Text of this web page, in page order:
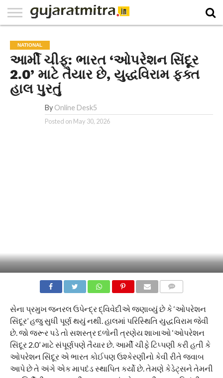
PAPER
NATIONAL
WORLD
BUSINESS
SPORTS
GUJARAT
OPINION
MORE
NATIONAL
આર્મી ચીફ: ભારત ‘ઓપરેશન સિંદૂર
2.0’ માટે તૈયાર છે, યુદ્ધવિરામ ફક્ત
હાલ પુરતું
By Online Desk5
Posted on May 30, 2026
સેના પ્રમુખ જનરલ ઉપેન્દ્ર દ્વિવેદીએ જણાવ્યું છે કે ‘ઓપરેશન
સિંદૂર’ હજુ સુધી પૂર્ણ થયું નથી. હાલમાં પરિસ્થિતિ યુદ્ધવિરામ જેવી
છે. જો જરૂર પડે તો સશસ્ત્ર દળોની ત્રણેય શાખાઓ ‘ઓપરેશન
સિંદૂર 2.0’ માટે સંપૂર્ણપણે તૈયાર છે. આર્મી ચીફે ટિપ્પણી કરી હતી કે
ઓપરેશન સિંદૂર એ ભારત કોઈપણ ઉશ્કેરણીનો કેવી રીતે જવાબ
આપે છે તે અંગે એક માપદંડ સ્થાપિત કર્યો છે. તેમણે કેડેટ્સને તેમની